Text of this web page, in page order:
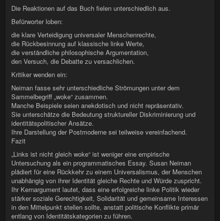
Die Reaktionen auf das Buch fielen unterschiedlich aus.
Befürworter loben:
die klare Verteidigung universaler Menschenrechte,
die Rückbesinnung auf klassische linke Werte,
die verständliche philosophische Argumentation,
den Versuch, die Debatte zu versachlichen.
Kritiker wenden ein:
Neiman fasse sehr unterschiedliche Strömungen unter dem
Sammelbegriff „woke“ zusammen.
Manche Beispiele seien anekdotisch und nicht repräsentativ.
Sie unterschätze die Bedeutung struktureller Diskriminierung und
identitätspolitischer Ansätze.
Ihre Darstellung der Postmoderne sei teilweise vereinfachend.
Fazit
„Links ist nicht gleich woke“ ist weniger eine empirische
Untersuchung als ein programmatisches Essay. Susan Neiman
plädiert für eine Rückkehr zu einem Universalismus, der Menschen
unabhängig von ihrer Identität gleiche Rechte und Würde zuspricht.
Ihr Kernargument lautet, dass eine erfolgreiche linke Politik wieder
stärker soziale Gerechtigkeit, Solidarität und gemeinsame Interessen
in den Mittelpunkt stellen sollte, anstatt politische Konflikte primär
entlang von Identitätskategorien zu führen.